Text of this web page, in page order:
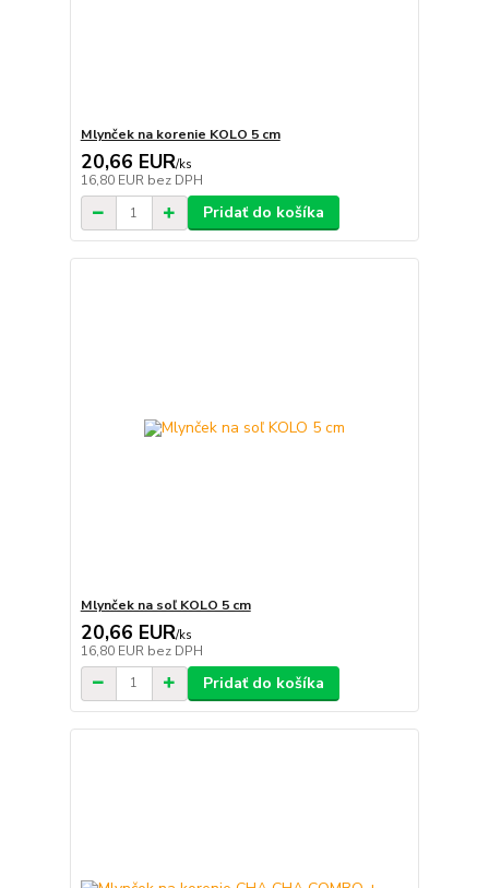
Mlynček na korenie KOLO 5 cm
20,66 EUR/ks
16,80 EUR bez DPH
Pridať do košíka
Mlynček na soľ KOLO 5 cm
20,66 EUR/ks
16,80 EUR bez DPH
Pridať do košíka